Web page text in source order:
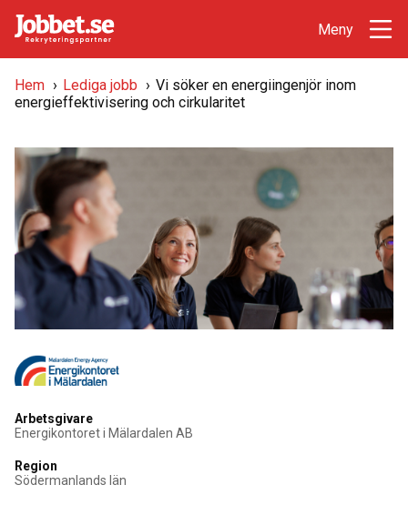
Hem › Lediga jobb › Vi söker en energiingenjör inom
energieffektivisering och cirkularitet
Arbetsgivare
Energikontoret i Mälardalen AB
Region
Södermanlands län